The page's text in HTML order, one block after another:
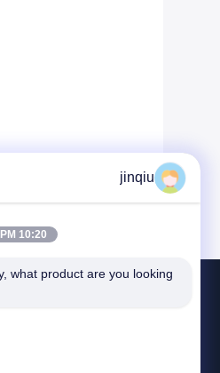
عندما تكون
jinqiu
10:20 PM
what product are you looking